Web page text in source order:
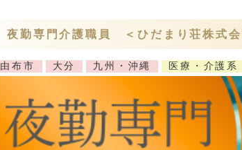
夜勤専門介護職員 ＜ひだまり荘株式会
由布市 大分 九州・沖縄 医療・介護系